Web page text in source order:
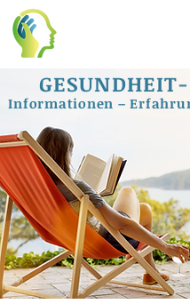
GESUNDHEIT-
Informationen –